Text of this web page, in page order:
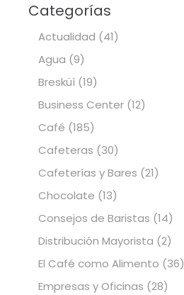
Categorías
Actualidad (41)
Agua (9)
Bresküì (19)
Business Center (12)
Café (185)
Cafeteras (30)
Cafeterías y Bares (21)
Chocolate (13)
Consejos de Baristas (14)
Distribución Mayorista (2)
El Café como Alimento (36)
Empresas y Oficinas (28)